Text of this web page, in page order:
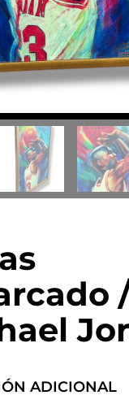
ADICIONAL